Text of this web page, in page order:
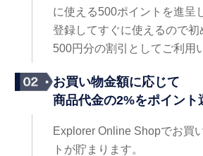
に使える500ポイントを進呈
登録してすぐに使えるので初
500円分の割引としてご利用
お買い物金額に応じて
商品代金の2%をポイント
Explorer Online Shopでお買
トが貯まります。